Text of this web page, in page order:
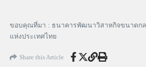
ขอบคุณที่มา : ธนาคารพัฒนาวิสาหกิจขนาดก
แห่งประเทศไทย
Share this Article